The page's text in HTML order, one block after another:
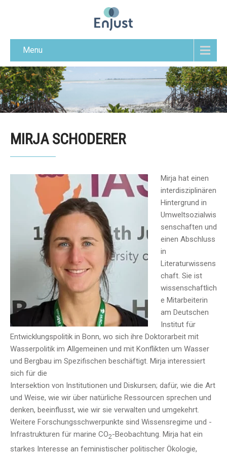
Menu
MIRJA SCHODERER
Mirja hat einen
interdisziplinären
Hintergrund in
Umweltsozialwis
senschaften und
einen Abschluss
in
Literaturwissens
chaft. Sie ist
wissenschaftlich
e Mitarbeiterin
am Deutschen
Institut für
Entwicklungspolitik in Bonn, wo sich ihre Doktorarbeit mit
Wasserpolitik im Allgemeinen und mit Konflikten um Wasser
und Bergbau im Spezifischen beschäftigt. Mirja interessiert
sich für die
Intersektion von Institutionen und Diskursen; dafür, wie die Art
und Weise, wie wir über natürliche Ressourcen sprechen und
denken, beeinflusst, wie wir sie verwalten und umgekehrt.
Weitere Forschungsschwerpunkte sind Wissensregime und -
Infrastrukturen für marine CO2-Beobachtung. Mirja hat ein
starkes Interesse an feministischer politischer Ökologie,